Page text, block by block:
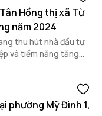
Hồng thị xã Từ
năm 2024
thu hút nhà đầu tư
và tiềm năng tăng
phường Mỹ Đình 1,